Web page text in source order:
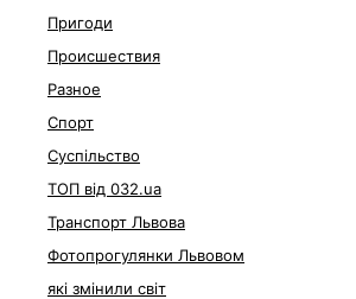
Пригоди
Происшествия
Разное
Спорт
Суспільство
ТОП від 032.ua
Транспорт Львова
Фотопрогулянки Львовом
які змінили світ